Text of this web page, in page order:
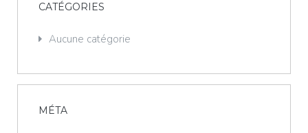
CATÉGORIES
Aucune catégorie
MÉTA